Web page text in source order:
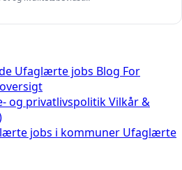
Ufaglærte jobs Blog For
og privatlivspolitikVilkår &
jobs i kommuner Ufaglærte